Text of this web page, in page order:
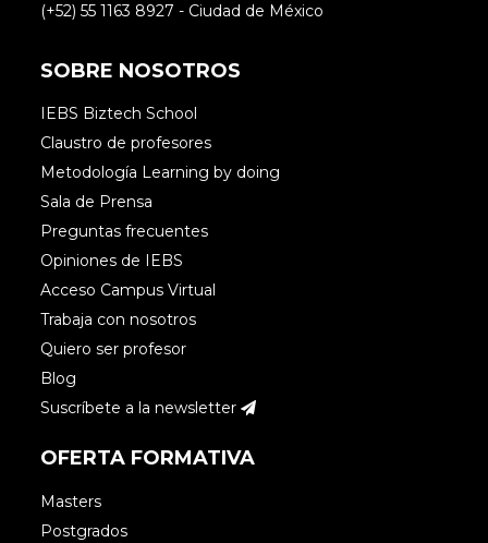
(+52) 55 1163 8927 - Ciudad de México
SOBRE NOSOTROS
IEBS Biztech School
Claustro de profesores
Metodología Learning by doing
Sala de Prensa
Preguntas frecuentes
Opiniones de IEBS
Acceso Campus Virtual
Trabaja con nosotros
Quiero ser profesor
Blog
Suscríbete a la newsletter
OFERTA FORMATIVA
Masters
Postgrados